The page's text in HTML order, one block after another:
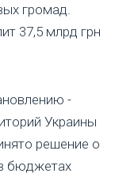
громад.
37,5 млрд грн
-
Украины
решение о
бюджетах